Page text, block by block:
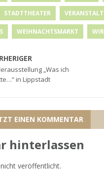
STADTTHEATER
WEIHNACHTSMARKT
„Was ich
in Lippstadt
EINEN KOMMENTAR
hinterlassen
veröffentlicht.